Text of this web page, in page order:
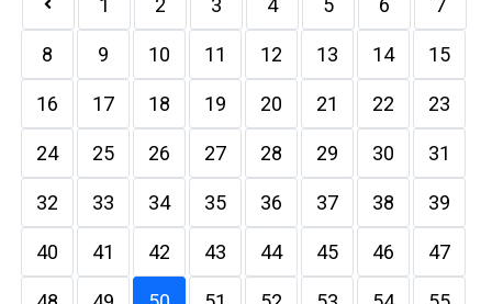
1 2 3 4 5 6 7
8 9 10 11 12 13 14 15
16 17 18 19 20 21 22 23
24 25 26 27 28 29 30 31
32 33 34 35 36 37 38 39
40 41 42 43 44 45 46 47